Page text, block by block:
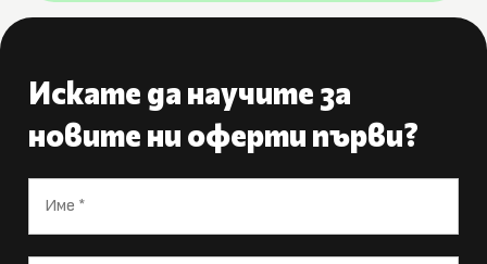
Искате да научите за
новите ни оферти първи?